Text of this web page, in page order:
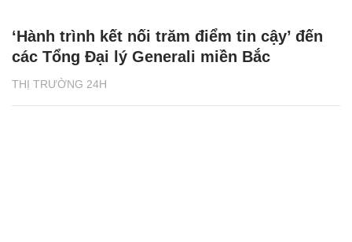
THỊ TRƯỜNG 24H
‘Hành trình kết nối trăm điểm tin cậy’ đến
các Tổng Đại lý Generali miền Bắc